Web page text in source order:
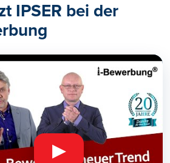
IPSER bei der
▶